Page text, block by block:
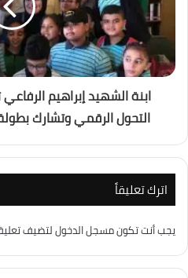
ابنة الشهيد إبراهيم
التحول الرقمي وتشارك
اترك تعليقاً
يجب أنت تكونمسجل الدخوللتضيف